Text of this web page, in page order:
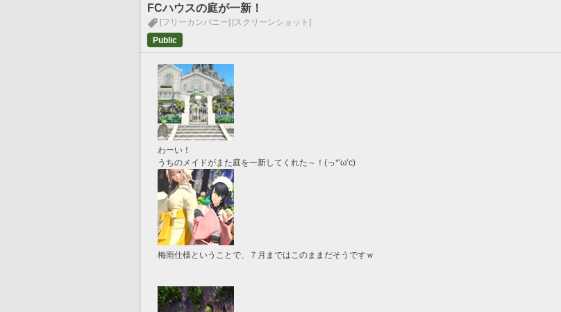
FCハウスの庭が一新！
[フリーカンパニー] [スクリーンショット]
Public
わーい！
うちのメイドがまた庭を一新してくれた～！(っ*'ω‘с)
梅雨仕様ということで、７月まではこのままだそうですｗ